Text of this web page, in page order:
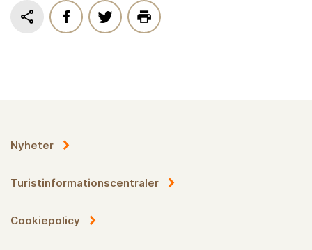
Nyheter
Turistinformationscentraler
Cookiepolicy